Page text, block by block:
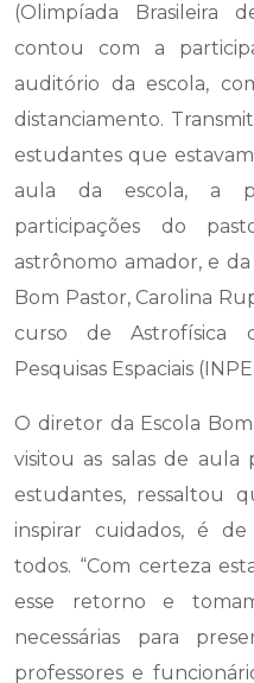
(Olimpíada Brasileira
contou com a
auditório da escola,
distanciamento.
estudantes que
aula da escola, a
participações do
astrônomo amador, e
Bom Pastor, Carolina
curso de Astrofísica
Pesquisas Espaciais
O diretor da Escola
visitou as salas de aula
estudantes, ressaltou
inspirar cuidados, é
todos. “Com certeza
esse retorno e
necessárias para
professores e